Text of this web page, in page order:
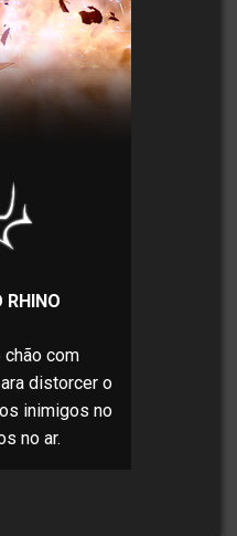
RHINO
chão com
distorcer o
inimigos no
no ar.